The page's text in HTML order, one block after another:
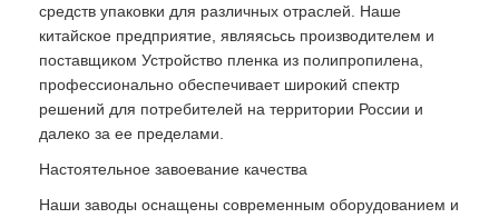
средств упаковки для различных отраслей. Наше
китайское предприятие, являясьсь производителем и
поставщиком Устройство пленка из полипропилена,
профессионально обеспечивает широкий спектр
решений для потребителей на территории России и
далеко за ее пределами.
Настоятельное завоевание качества
Наши заводы оснащены современным оборудованием и